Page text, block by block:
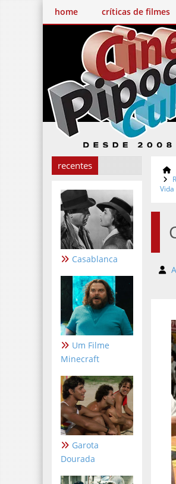
home críticas de filmes
recentes
Casablanca
Um Filme
Minecraft
Garota
Dourada
Vida